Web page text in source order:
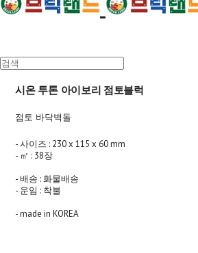
시온 투톤 아이보리 점토블럭
점토 바닥벽돌
- 사이즈 : 230 x 115 x 60 mm
- ㎡ : 38장
- 배송 : 화물배송
- 운임 : 착불
- made in KOREA